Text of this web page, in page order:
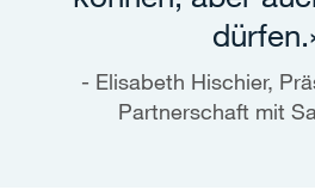
Elisabeth Hischier,
Partnerschaft mit